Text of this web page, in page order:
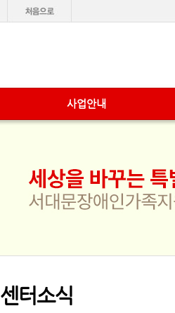
사업안내
센터소식